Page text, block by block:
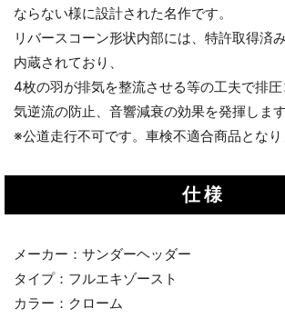
ならない様に設計された名作です。
リバースコーン形状内部には、特許取得済
内蔵されており、
4枚の羽が排気を整流させる等の工夫で排
気逆流の防止、音響減衰の効果を発揮します
※公道走行不可です。車検不適合商品となり
仕様
メーカー：サンダーヘッダー
タイプ：フルエキゾースト
カラー：クローム